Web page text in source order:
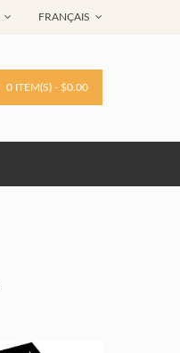
FRANÇAIS
0 ITEM(S) - $0.00